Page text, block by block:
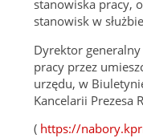
stanowiska pracy,
stanowisk w
Dyrektor
pracy przez
urzędu, w
Kancelarii Prezesa
( https://